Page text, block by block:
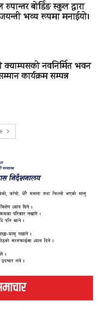
बोर्डिङ स्कुल द्धारा
भव्य रूपमा मनाईयो।
नवनिर्मित भवन
कार्यक्रम सम्पन्न